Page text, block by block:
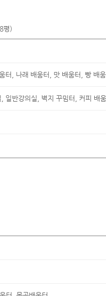
평)
터, 나래 배움터, 맛 배움터, 빵 배
일반강의실, 벽지 꾸밈터, 커피 배